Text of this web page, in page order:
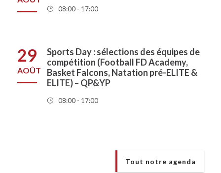
08:00 - 17:00
29
AOÛT
Sports Day : sélections des équipes de
compétition (Football FD Academy,
Basket Falcons, Natation pré-ELITE &
ELITE) – QP&YP
08:00 - 17:00
Tout notre agenda